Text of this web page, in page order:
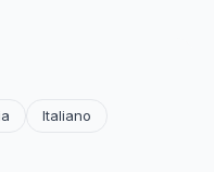
Italiano